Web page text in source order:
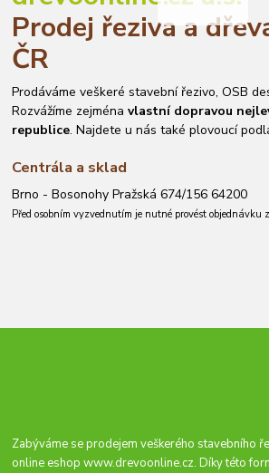
Prodej řeziva a
ČR
Prodáváme veškeré stavební řezivo, OSB
Rozvážíme zejménavlastní dopravou
republice. Najdete u nás také plovoucí
Centrála a sklad
Brno - Bosonohy Pražská 674/156 64200
Před osobním vyzvednutím je nutné provést objednávku
Zabýváme se prodejem veškerého stavebního
online eshopwww.drevoonline.cz. Díky této